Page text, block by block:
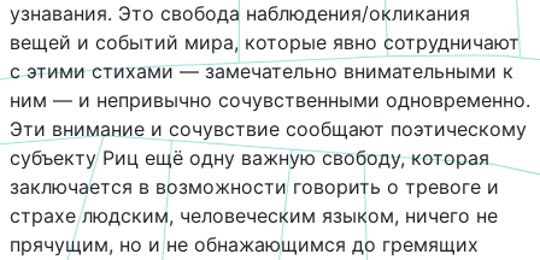
узнавания. Это свобода наблюдения/окликания
вещей и событий мира, которые явно сотрудничают
с этими стихами — замечательно внимательными к
ним — и непривычно сочувственными одновременно.
Эти внимание и сочувствие сообщают поэтическому
субъекту Риц ещё одну важную свободу, которая
заключается в возможности говорить о тревоге и
страхе людским, человеческим языком, ничего не
прячущим, но и не обнажающимся до гремящих